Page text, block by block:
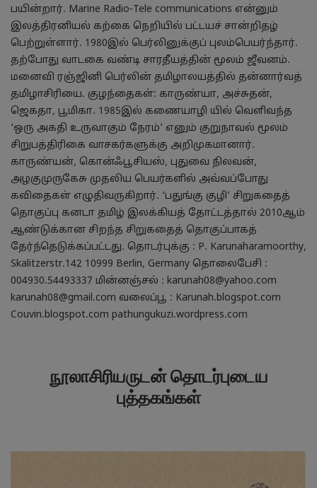
பயின்றார். Marine Radio-Tele communications என்னும்
இலத்திரனியல் கற்கை நெறியில் பட்டயச் சான்றிதழ்
பெற்றுள்ளார். 1980இல் பெர்லினுக்குப் புலம்பெயர்ந்தார்.
தற்போது வாடகை வண்டி சாரதீயத்தின் மூலம் ஜீவனம்.
மனைவி ரஞ்ஜினி பெர்லின் தமிழாலயத்தில் தன்னார்வத்
தமிழாசிரியை. குழந்தைகள்: காருண்யா, அச்சுதன்,
ஜெகதா, பூமிகா. 1985இல் கணையாழி யில் வெளிவந்த
‘ஒரு அகதி உருவாகும் நேரம்’ எனும் குறுநாவல் மூலம்
சிறுபத்திரிகை வாசகர்களுக்கு அறிமுகமானார்.
காருண்யன், கொன்ஃபூசியஸ், புதுவை நிலவன்,
அழகுமுருகேசு முதலிய பெயர்களில் அவ்வப்போது
கவிதைகள் எழுதிவருகிறார். ‘பதுங்கு குழி’ சிறுகதைத்
தொகுப்பு கனடா தமிழ் இலக்கியத் தோட்டத்தால் 2010ஆம்
ஆண்டுக்கான சிறந்த சிறுகதைத் தொகுப்பாகத்
தேர்ந்தெடுக்கப்பட்டது. தொடர்புக்கு : P. Karunaharamoorthy,
Skalitzerstr.142 10999 Berlin, Germany தொலைபேசி :
004930.54493337 மின்னஞ்சல் : karunah08@yahoo.com
karunah08@gmail.com வலைப்பூ : Karunah.blogspot.com
Couvin.blogspot.com pathungukuzi.wordpress.com
நூலாசிரியருடன் தொடர்புடைய
புத்தகங்கள்